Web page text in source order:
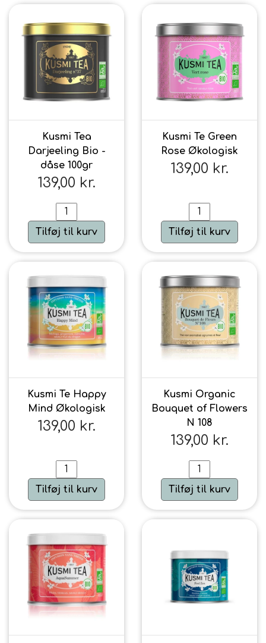
Kusmi Tea
Darjeeling Bio -
dåse 100gr
139,00 kr.
Tilføj til kurv
Kusmi Te Green
Rose Økologisk
139,00 kr.
Tilføj til kurv
Kusmi Te Happy
Mind Økologisk
139,00 kr.
Tilføj til kurv
Kusmi Organic
Bouquet of Flowers
N 108
139,00 kr.
Tilføj til kurv